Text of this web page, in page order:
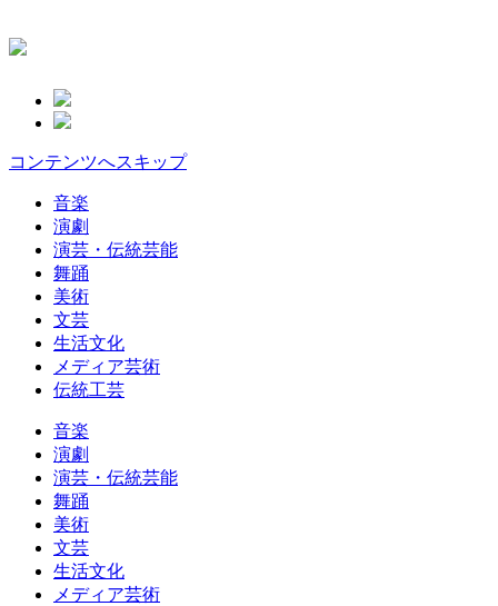
コンテンツへスキップ
音楽
演劇
演芸・伝統芸能
舞踊
美術
文芸
生活文化
メディア芸術
伝統工芸
音楽
演劇
演芸・伝統芸能
舞踊
美術
文芸
生活文化
メディア芸術